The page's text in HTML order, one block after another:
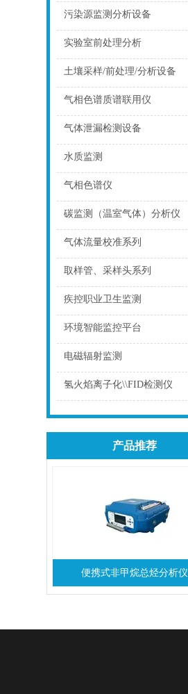
污染源监测分析设备
实验室前处理分析
点击
土壤采样/前处理/分析设备
气相色谱质谱联用仪
气体泄漏检测设备
水质监测
气相色谱仪
点击
碳监测（温室气体）分析仪
气体流量校准系列
取样管、采样头系列
疾控职业卫生监测
环境智能监控平台
电磁辐射监测
点击
氢火焰离子化\\FID检测仪
产品推荐
便携式非甲烷总烃分析仪